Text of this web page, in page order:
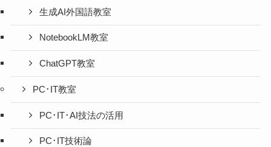
生成AI外国語教室
NotebookLM教室
ChatGPT教室
PC･IT教室
PC･IT･AI技法の活用
PC･IT技術論